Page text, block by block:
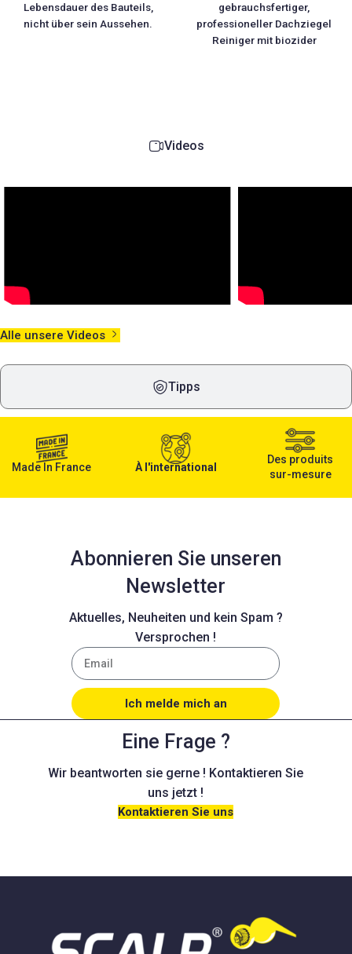
Lebensdauer des Bauteils,
nicht über sein Aussehen.
Bewehrungskorrosion. Der
beständig und damit nicht
vergilbend, geruchsfrei, VOC-
Betonarten, innen wie außen,
gebrauchsfertiger,
professioneller Dachziegel
Reiniger mit biozider
Sanierung sowie in der
Reinigungsverstärker
ermöglicht eine schnelle, tiefe
fettigen Verschmutzungen.
sondern desinfiziert und
schützt die behandelten
Oberflächen langfristig – ohne
Abspülen, ohne Materialangriff
Veränderung.
Videos
Tipps
Alle unsere Videos
Made In France À l'international
Des produits
sur-mesure
Abonnieren Sie unseren
Newsletter
Aktuelles, Neuheiten und kein Spam ?
Versprochen !
Ich melde mich an
Eine Frage ?
Wir beantworten sie gerne ! Kontaktieren Sie
uns jetzt !
Kontaktieren Sie uns